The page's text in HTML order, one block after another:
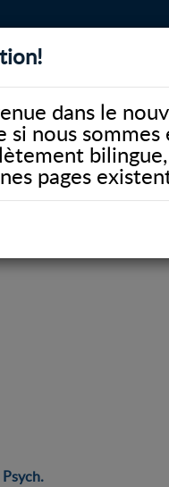
dans le
si nous
pages
BIBLIOTHÈQUE
Bios